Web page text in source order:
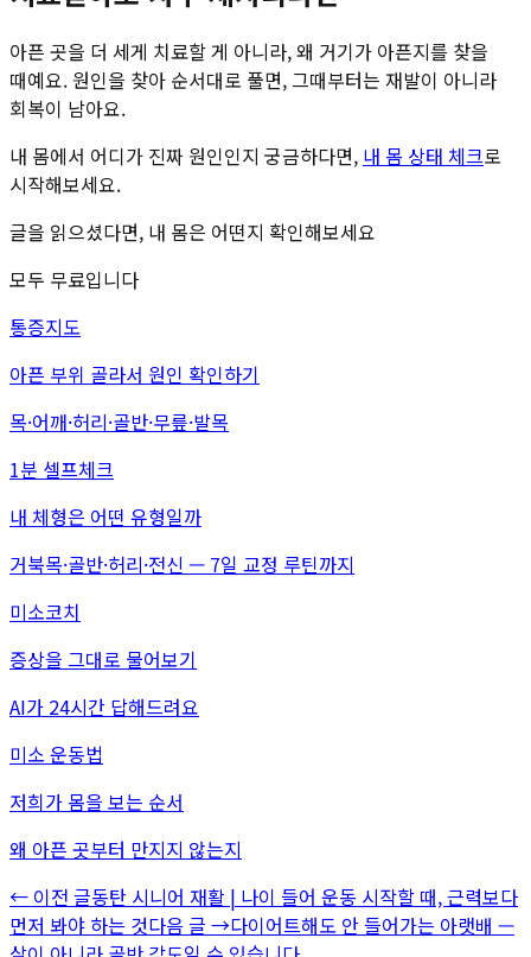
아픈 곳을 더 세게 치료할 게 아니라, 왜 거기가 아픈지를 찾을
때예요. 원인을 찾아 순서대로 풀면, 그때부터는 재발이 아니라
회복이 남아요.
내 몸에서 어디가 진짜 원인인지 궁금하다면, 내 몸 상태 체크로
시작해보세요.
글을 읽으셨다면, 내 몸은 어떤지 확인해보세요
모두 무료입니다
통증지도
아픈 부위 골라서 원인 확인하기
목·어깨·허리·골반·무릎·발목
1분 셀프체크
내 체형은 어떤 유형일까
거북목·골반·허리·전신 — 7일 교정 루틴까지
미소코치
증상을 그대로 물어보기
AI가 24시간 답해드려요
미소 운동법
저희가 몸을 보는 순서
왜 아픈 곳부터 만지지 않는지
← 이전 글동탄 시니어 재활 | 나이 들어 운동 시작할 때, 근력보다
먼저 봐야 하는 것다음 글 →다이어트해도 안 들어가는 아랫배 —